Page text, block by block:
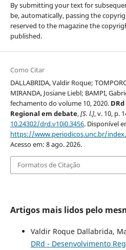
By submitting your text for
be, automatically, passing the
reserved to the magazine the
published.
Como Citar
DALLABRIDA, Valdir Roque;
MIRANDA, Josiane Liebl; BAMPI,
fechamento do volume 10, 2020.
Regional em debate,[S. l.], v. 10, p.
10.24302/drd.v10i0.3456. Disponível
https://www.periodicos.unc.br/
Acesso em: 8 ago. 2026.
Formatos de Citação
Artigos mais lidos pelo
Valdir Roque Dallabrida,
DRd - Desenvolvimento